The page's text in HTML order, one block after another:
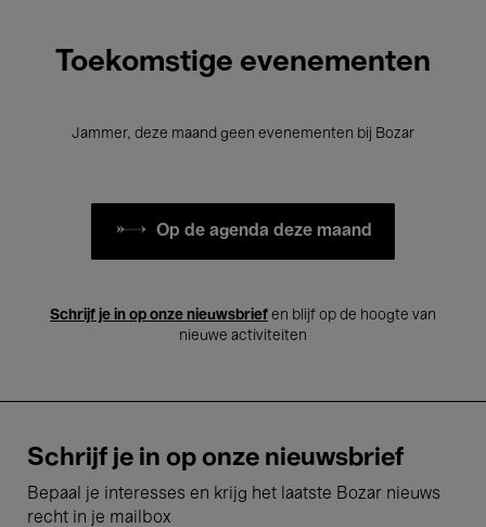
Toekomstige evenementen
Jammer, deze maand geen evenementen bij Bozar
Op de agenda deze maand
Schrijf je in op onze nieuwsbrief en blijf op de hoogte van
nieuwe activiteiten
Schrijf je in op onze nieuwsbrief
Bepaal je interesses en krijg het laatste Bozar nieuws
recht in je mailbox